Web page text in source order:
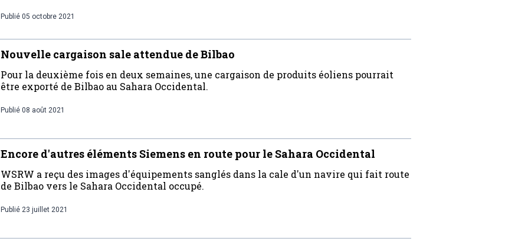
Publié 05 octobre 2021
Nouvelle cargaison sale attendue de Bilbao
Pour la deuxième fois en deux semaines, une cargaison de produits éoliens pourrait
être exporté de Bilbao au Sahara Occidental.
Publié 08 août 2021
Encore d'autres éléments Siemens en route pour le Sahara Occidental
WSRW a reçu des images d'équipements sanglés dans la cale d'un navire qui fait route
de Bilbao vers le Sahara Occidental occupé.
Publié 23 juillet 2021